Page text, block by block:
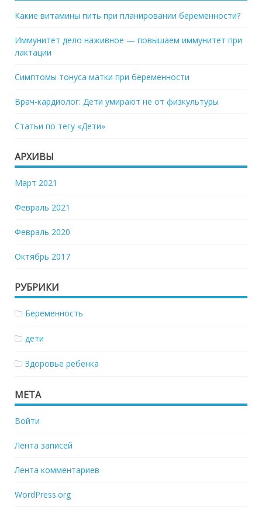
Какие витамины пить при планировании беременности?
Иммунитет дело наживное — повышаем иммунитет при
лактации
Симптомы тонуса матки при беременности
Врач-кардиолог: Дети умирают не от физкультуры
Статьи по тегу «Дети»
АРХИВЫ
Март 2021
Февраль 2021
Февраль 2020
Октябрь 2017
РУБРИКИ
Беременность
дети
Здоровье ребенка
МЕТА
Войти
Лента записей
Лента комментариев
WordPress.org